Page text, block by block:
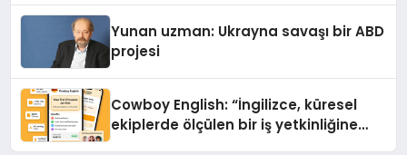
Yunan uzman: Ukrayna savaşı bir ABD
projesi
Cowboy English: “İngilizce, küresel
ekiplerde ölçülen bir iş yetkinliğine